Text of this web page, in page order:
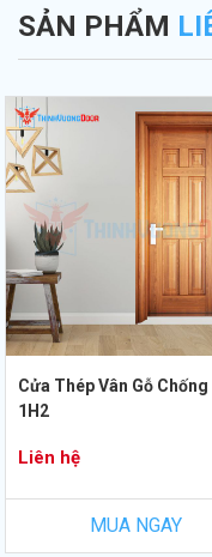
SẢN PHẨM
Cửa Thép Vân Gỗ Chống
1H2
Liên hệ
MUA NGAY